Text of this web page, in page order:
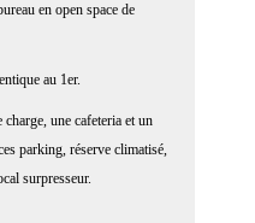
en open space de
au 1er.
une cafeteria et un
parking, réserve climatisé,
surpresseur.